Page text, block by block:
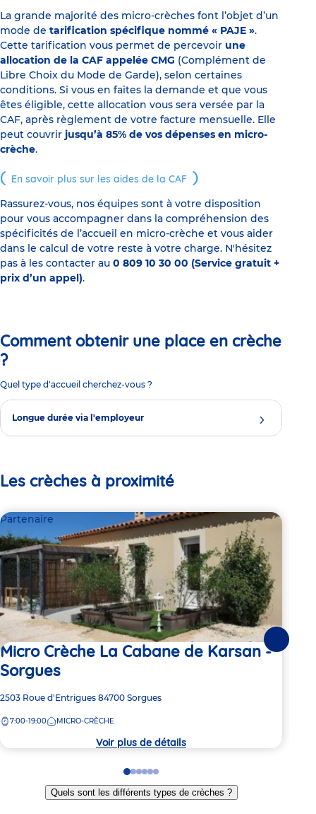
La grande majorité des micro-crèches font l’objet d’un
mode de tarification spécifique nommé « PAJE ».
Cette tarification vous permet de percevoir une
allocation de la CAF appelée CMG (Complément de
Libre Choix du Mode de Garde), selon certaines
conditions. Si vous en faites la demande et que vous
êtes éligible, cette allocation vous sera versée par la
CAF, après règlement de votre facture mensuelle. Elle
peut couvrir jusqu’à 85% de vos dépenses en micro-
crèche.
En savoir plus sur les aides de la CAF
Rassurez-vous, nos équipes sont à votre disposition
pour vous accompagner dans la compréhension des
spécificités de l’accueil en micro-crèche et vous aider
dans le calcul de votre reste à votre charge. N'hésitez
pas à les contacter au 0 809 10 30 00 (Service gratuit +
prix d’un appel).
Comment obtenir une place en crèche
?
Quel type d'accueil cherchez-vous ?
Longue durée via l'employeur
Les crèches à proximité
Partenaire
Micro Crèche La Cabane de Karsan -
Sorgues
Adresse
la
2503 Roue d'Entrigues 84700 Sorgues
7:00-19:00 MICRO-CRÈCHE
Voir plus de détails
Go
to
slide
Go
to
slide
Go
to
slide
Go
to
slide
Go
to
slide
Go
to
slide
Quels sont les différents types de crèches ?